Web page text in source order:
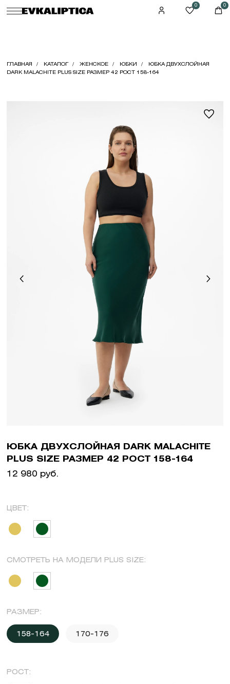
0 0
ГЛАВНАЯ КАТАЛОГ ЖЕНСКОЕ ЮБКИ
ЮБКА ДВУХСЛОЙНАЯ
DARK MALACHITE PLUS SIZE РАЗМЕР 42 РОСТ 158-164
ЮБКА ДВУХСЛОЙНАЯ DARK MALACHITE
PLUS SIZE РАЗМЕР 42 РОСТ 158-164
12 980 руб.
ЦВЕТ:
СМОТРЕТЬ НА МОДЕЛИ PLUS SIZE:
РАЗМЕР:
158-164 170-176
РОСТ: